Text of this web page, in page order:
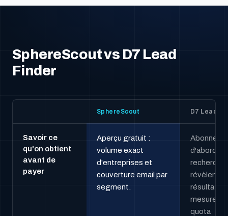
SphereScout vs D7 Lead
Finder
SphereScout D7 Lead
Savoir ce
qu'on obtient
avant de
payer
Aperçu gratuit :
volume exact
d'entreprises et
couverture email par
segment.
Abonnez-
d'abord ;
révèlent
résultats à
mesure
quota